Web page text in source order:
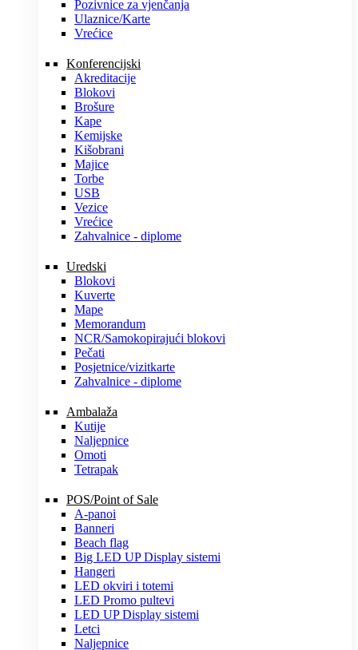
Pozivnice za vjenčanja
Ulaznice/Karte
Vrećice
Konferencijski
Akreditacije
Blokovi
Brošure
Kape
Kemijske
Kišobrani
Majice
Torbe
USB
Vezice
Vrećice
Zahvalnice - diplome
Uredski
Blokovi
Kuverte
Mape
Memorandum
NCR/Samokopirajući blokovi
Pečati
Posjetnice/vizitkarte
Zahvalnice - diplome
Ambalaža
Kutije
Naljepnice
Omoti
Tetrapak
POS/Point of Sale
A-panoi
Banneri
Beach flag
Big LED UP Display sistemi
Hangeri
LED okviri i totemi
LED Promo pultevi
LED UP Display sistemi
Letci
Naljepnice